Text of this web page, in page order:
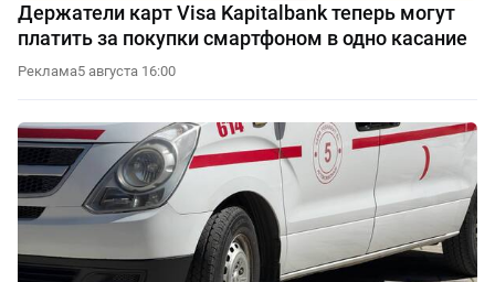
Держатели карт Visa Kapitalbank теперь могут
платить за покупки смартфоном в одно касание
Реклама5 августа 16:00